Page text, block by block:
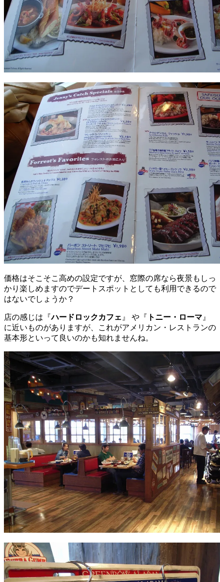
価格はそこそこ高めの設定ですが、窓際の席なら夜景もしっ
かり楽しめますのでデートスポットとしても利用できるので
はないでしょうか？
店の感じは『ハードロックカフェ』 や『 トニー・ローマ』
に近いものがありますが、これがアメリカン・レストランの
基本形といって良いのかも知れませんね。